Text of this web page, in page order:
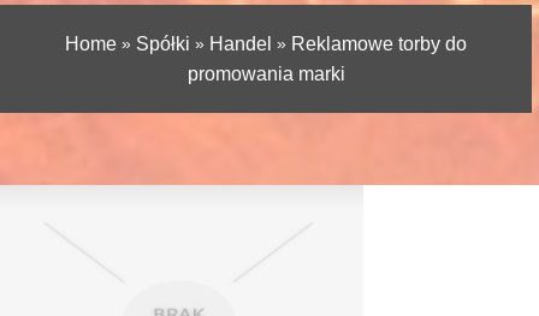
Home » Spółki » Handel » Reklamowe torby do
promowania marki